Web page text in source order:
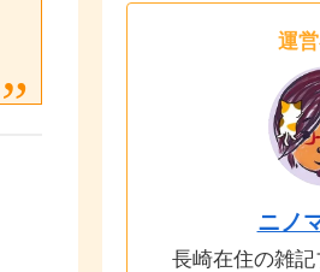
運
ニノ
長崎在住の雑記